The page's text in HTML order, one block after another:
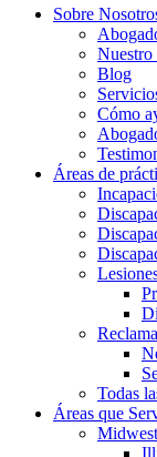
Sobre
Nuestro
Blog
Cómo
Áreas de
Todas
Áreas que
Midwest